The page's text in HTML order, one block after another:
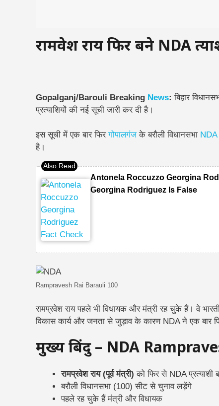
रामप्रवेश राय फिर बने NDA
Gopalganj/Barouli Breaking News:बिहार
प्रत्याशियों की नई सूची जारी कर दी है।
इस सूची में एक बार फिरगोपालगंजके बरौली विधानसभा NDA
है।
Antonela Roccuzzo Georgina
Georgina Rodriguez Is False
Rampravesh Rai Barauli 100
रामप्रवेश राय पहले भी विधायक और मंत्री रह चुके हैं। वे
विकास कार्य और जनता से जुड़ाव के कारण NDA ने एक बार
मुख्य बिंदु – NDA
रामप्रवेश राय (पूर्व मंत्री) को फिर से NDA प्रत्याशी
बरौली विधानसभा (100) सीट से चुनाव लड़ेंगे
पहले रह चुके हैं मंत्री और विधायक